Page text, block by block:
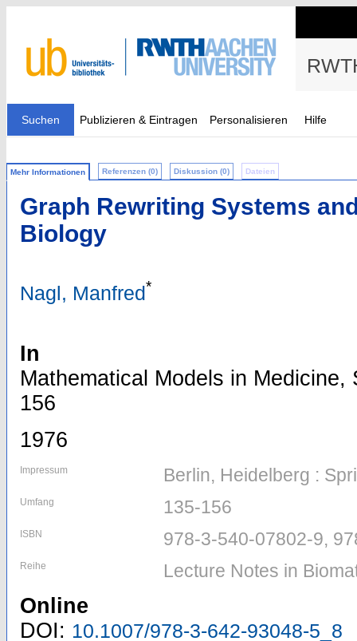
Suchen Publizieren & Eintragen Personalisieren Hilfe
Mehr Informationen Referenzen (0) Diskussion (0) Dateien
Graph Rewriting Systems
Biology
Nagl, Manfred*
In
Mathematical Models in
156
1976
Impressum Berlin, Heidelberg :
Umfang 135-156
ISBN 978-3-540-07802-9,
Reihe Lecture Notes in
Online
DOI: 10.1007/978-3-642-93048-5_8